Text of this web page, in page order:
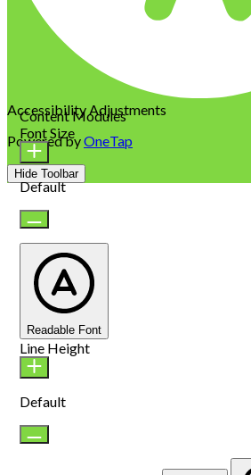
Accessibility Adjustments
Powered byOneTap
Hide Toolbar
Content Modules
Font Size
Default
Readable Font
Line Height
Default